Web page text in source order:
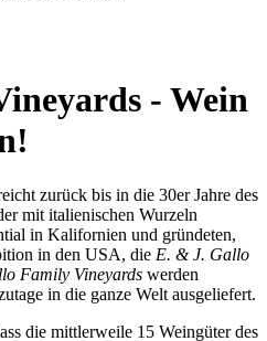
- Wein
zurück bis in die 30er Jahre des
mit italienischen Wurzeln
in Kalifornien und gründeten,
in den USA, die E. & J. Gallo
Family Vineyards werden
in die ganze Welt ausgeliefert.
die mittlerweile 15 Weingüter des